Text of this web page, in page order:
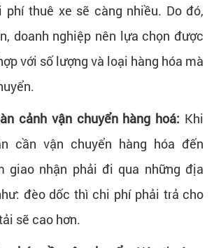
thuê xe sẽ càng nhiều. Do đó,
doanh nghiệp nên lựa chọn được
với số lượng và loại hàng hóa mà
cảnh vận chuyển hàng hoá: Khi
cần vận chuyển hàng hóa đến
giao nhận phải đi qua những địa
đèo dốc thì chi phí phải trả cho
sẽ cao hơn.